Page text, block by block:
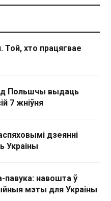
хто працягвае
Польшчы выдаць
7 жніўня
дзеянні
Украіны
павука: навошта ў
мэты для Украіны